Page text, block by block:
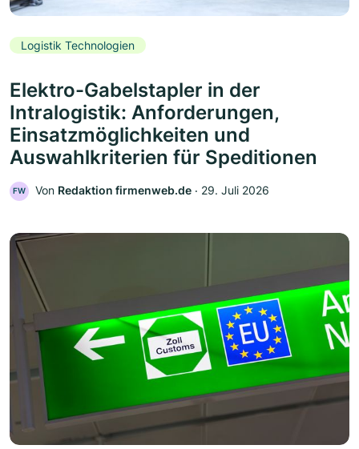
Logistik Technologien
Elektro-Gabelstapler in der
Intralogistik: Anforderungen,
Einsatzmöglichkeiten und
Auswahlkriterien für Speditionen
FW Von Redaktion firmenweb.de ‧ 29. Juli 2026